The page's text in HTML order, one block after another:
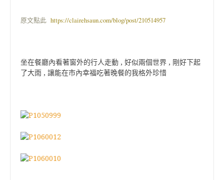
原文點此 https://clairehsaun.com/blog/post/210514957
坐在餐廳內看著窗外的行人走動 , 好似兩個世界 , 剛好下起
了大雨 , 讓能在市內幸福吃著晚餐的我格外珍惜